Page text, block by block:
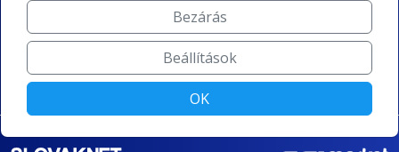
Elfogadunk kártyás fizetést, Google/Apple Pay-t, banki
átutalást és kreditet.
Bezárás
Beállítások
OK